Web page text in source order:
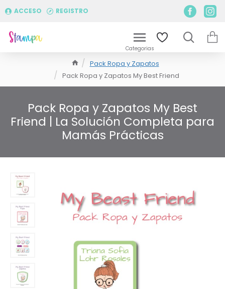
ACCESO REGISTRO
Pack Ropa y Zapatos
Pack Ropa y Zapatos My Best Friend
Pack Ropa y Zapatos My Best
Friend | La Solución Completa para
Mamás Prácticas